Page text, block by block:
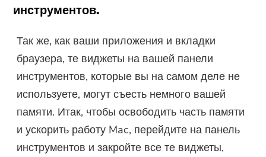
инструментов.
Так же, как ваши приложения и вкладки
браузера, те виджеты на вашей панели
инструментов, которые вы на самом деле не
используете, могут съесть немного вашей
памяти. Итак, чтобы освободить часть памяти
и ускорить работу Mac, перейдите на панель
инструментов и закройте все те виджеты,